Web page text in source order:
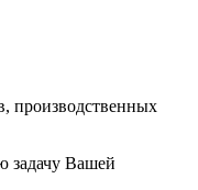
производственных
задачу Вашей